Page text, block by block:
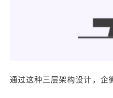
通过这种三层架构设计，企